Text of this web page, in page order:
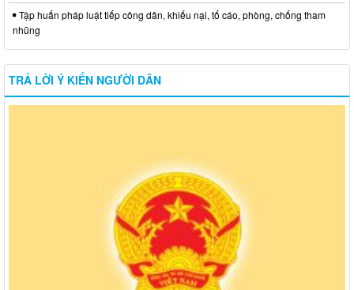
Tập huấn pháp luật tiếp công dân, khiếu nại, tố cáo, phòng, chống tham
nhũng
TRẢ LỜI Ý KIẾN NGƯỜI DÂN